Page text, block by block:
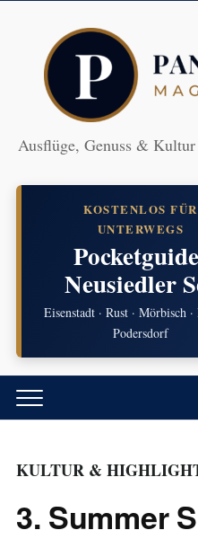
Ausflüge, Genuss &
KOSTENLOS FÜR
UNTERWEGS
Neusiedler
Eisenstadt · Rust · Mörbisch
Podersdorf
KULTUR &
3. Summer